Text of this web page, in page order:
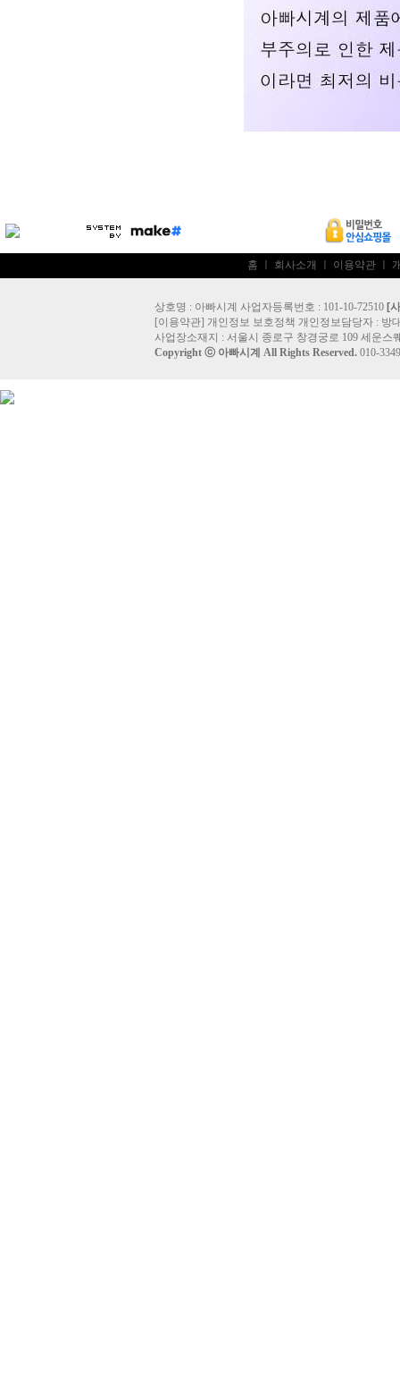
홈 회사소개 이용약관
상호명 : 아빠시계 사업자등록번호 : 101-10-72510 [
[이용약관] 개인정보 보호정책 개인정보담당자 : 방
사업장소재지 : 서울시 종로구 창경궁로 109 세운스
Copyright ⓒ 아빠시계 All Rights Reserved. 010-